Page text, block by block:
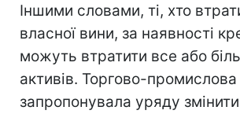
Іншими словами, ті, хто
власної вини, за наявності
можуть втратити все або
активів. Торгово-промислова
запропонувала уряду